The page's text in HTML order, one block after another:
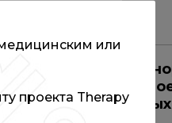
или
проекта Therapy